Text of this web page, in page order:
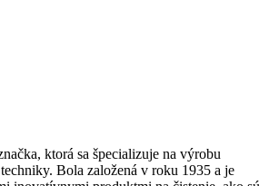
ktorá sa špecializuje na výrobu
Bola založená v roku 1935 a je